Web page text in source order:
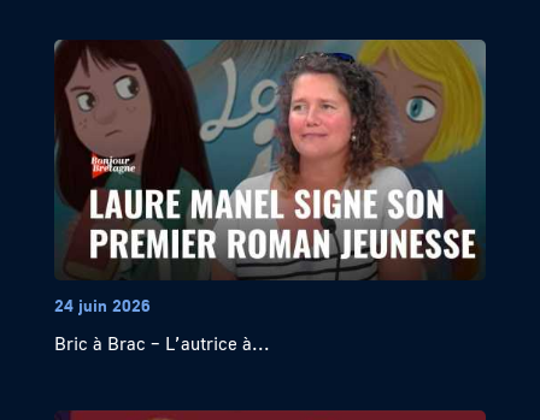
24 juin 2026
Bric à Brac – L’autrice à...